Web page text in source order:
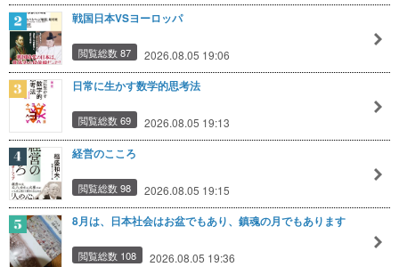
戦国日本VSヨーロッパ
閲覧総数 87 2026.08.05 19:06
日常に生かす数学的思考法
閲覧総数 69 2026.08.05 19:13
経営のこころ
閲覧総数 98 2026.08.05 19:15
8月は、日本社会はお盆でもあり、鎮魂の月でもあります
閲覧総数 108 2026.08.05 19:36